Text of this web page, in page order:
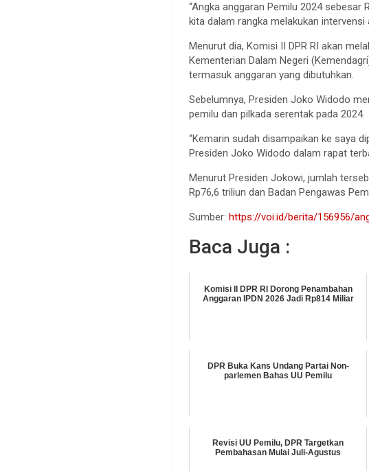
“Angka anggaran Pemilu 2024
kita dalam rangka melakukan intervensi
Menurut dia, Komisi II DPR RI akan
Kementerian Dalam Negeri
termasuk anggaran yang dibutuhkan.
Sebelumnya, Presiden Joko Widodo
pemilu dan pilkada serentak pada 2024.
“Kemarin sudah disampaikan ke saya
Presiden Joko Widodo dalam rapat
Menurut Presiden Jokowi, jumlah
Rp76,6 triliun dan Badan Pengawas
Sumber:https://voi.id/berita/156956/
Baca Juga :
Komisi II DPR RI Dorong Penambahan
Anggaran IPDN 2026 Jadi Rp814 Miliar
DPR Buka Kans Undang Partai Non-
parlemen Bahas UU Pemilu
Revisi UU Pemilu, DPR Targetkan
Pembahasan Mulai Juli-Agustus